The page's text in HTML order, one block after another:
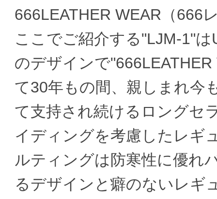
666LEATHER WEAR（666
ここでご紹介する"LJM-1"
のデザインで
て30年もの間、親しまれ今
て支持され続けるロングセ
イディングを考慮したレギ
ルティングは防寒性に優れ
るデザインと癖のないレギ